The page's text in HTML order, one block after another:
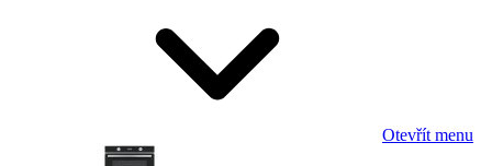
Otevřít menu